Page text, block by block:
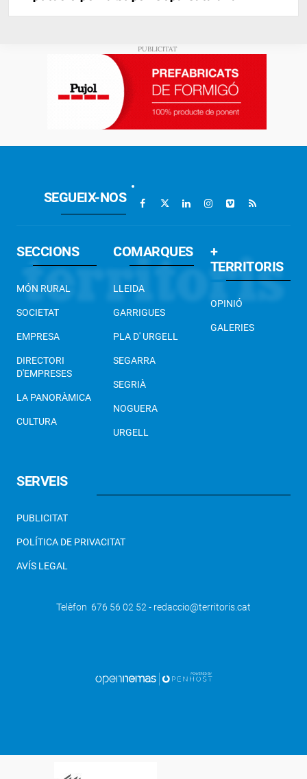
SEGUEIX-NOS
SECCIONS
MÓN RURAL
SOCIETAT
EMPRESA
DIRECTORI
D'EMPRESES
LA PANORÀMICA
CULTURA
COMARQUES
LLEIDA
GARRIGUES
PLA D' URGELL
SEGARRA
SEGRIÀ
NOGUERA
URGELL
+
TERRITORIS
OPINIÓ
GALERIES
SERVEIS
PUBLICITAT
POLÍTICA DE PRIVACITAT
AVÍS LEGAL
Telèfon 676 56 02 52 - redaccio@territoris.cat